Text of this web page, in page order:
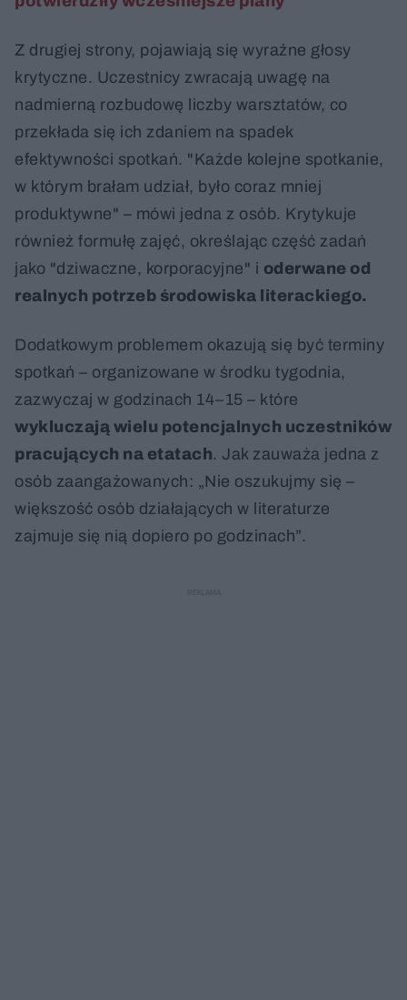
Z drugiej strony, pojawiają się wyraźne głosy
krytyczne. Uczestnicy zwracają uwagę na
nadmierną rozbudowę liczby warsztatów, co
przekłada się ich zdaniem na spadek
efektywności spotkań. "Każde kolejne spotkanie,
w którym brałam udział, było coraz mniej
produktywne" – mówi jedna z osób. Krytykuje
również formułę zajęć, określając część zadań
jako "dziwaczne, korporacyjne" i oderwane od
realnych potrzeb środowiska literackiego.
Dodatkowym problemem okazują się być terminy
spotkań – organizowane w środku tygodnia,
zazwyczaj w godzinach 14–15 – które
wykluczają wielu potencjalnych uczestników
pracujących na etatach. Jak zauważa jedna z
osób zaangażowanych: „Nie oszukujmy się –
większość osób działających w literaturze
zajmuje się nią dopiero po godzinach”.